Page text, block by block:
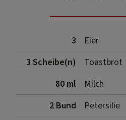
3
Eier
3 Scheibe(n)
Toastbrot
80 ml
Milch
2 Bund
Petersilie